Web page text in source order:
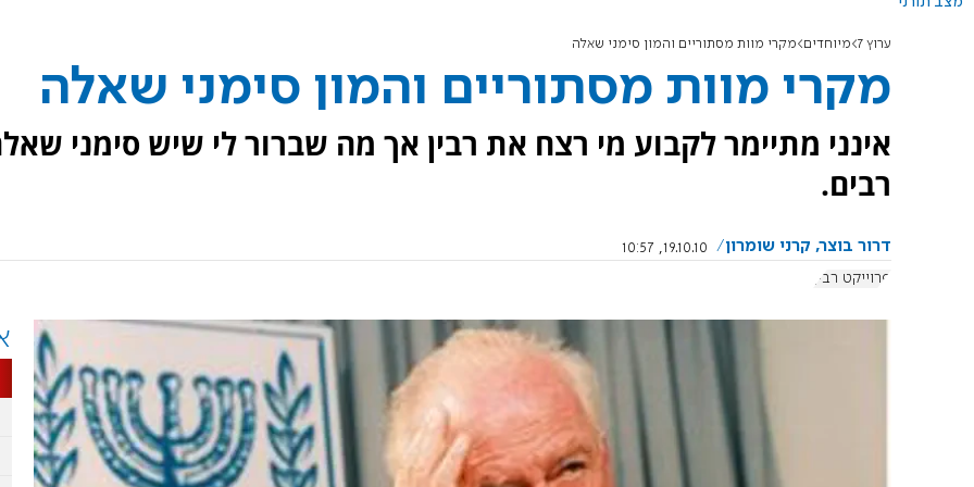
ערוץ 7 מיוחדים מקרי מוות מסתוריים והמון סימני שאלה
מקרי מוות מסתוריים והמון סימני שאלה
אינני מתיימר לקבוע מי רצח את רבין אך מה שברור לי שיש סימני
רבים.
דרור בוצר, קרני שומרון
19.10.10, 10:57
פרוייקט רבין